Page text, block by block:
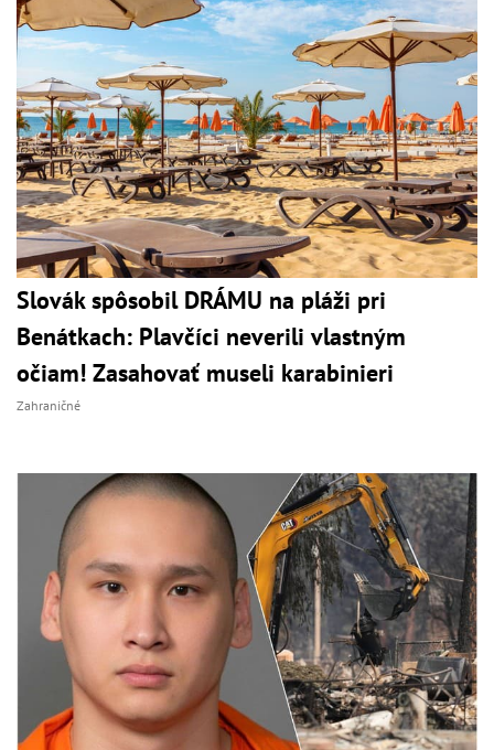
Slovák spôsobil DRÁMU na pláži pri
Benátkach: Plavčíci neverili vlastným
očiam! Zasahovať museli karabinieri
Zahraničné